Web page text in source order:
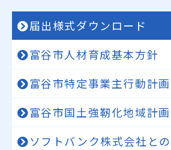
届出様式ダウンロード
富谷市人材育成基本方針
富谷市特定事業主行動計画
富谷市国土強靭化地域計画
ソフトバンク株式会社と